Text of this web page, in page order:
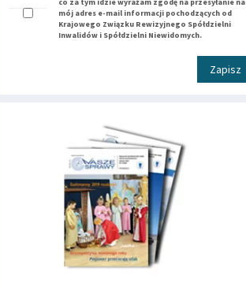
mój adres e-mail informacji pochodzących od
Krajowego Związku Rewizyjnego Spółdzielni
Inwalidów i Spółdzielni Niewidomych.
Zapisz